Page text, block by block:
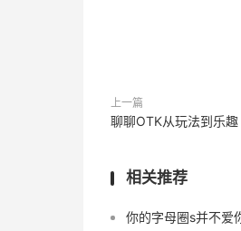
上一篇
聊聊OTK从玩法到乐趣
相关推荐
你的字母圈s并不爱